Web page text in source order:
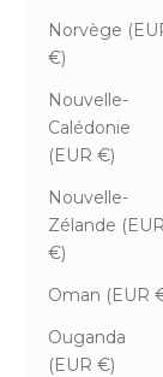
Norvège
€)
Nouvelle-
Calédonie
(EUR €)
Nouvelle-
Zélande (EUR
€)
Oman (EUR
Ouganda
(EUR €)